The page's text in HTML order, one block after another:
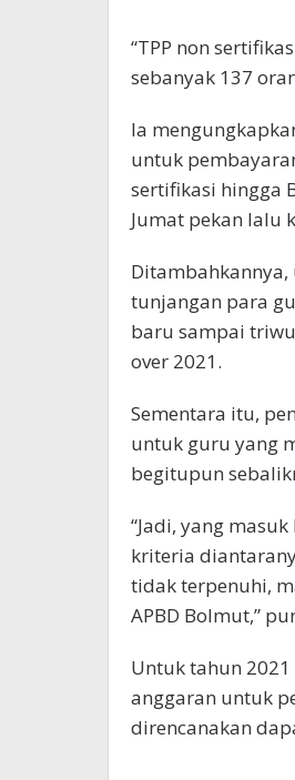
“TPP non
sebanyak 137
Ia
untuk
sertifikasi hingga
Jumat pekan lalu
Ditambahkannya,
tunjangan para
baru sampai
over 2021.
Sementara itu,
untuk guru yang
begitupun
“Jadi, yang
kriteria
tidak terpenuhi,
APBD Bolmut,”
Untuk tahun
anggaran untuk
direncanakan